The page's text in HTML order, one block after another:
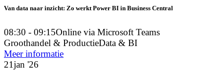
Van data naar inzicht: Zo werkt Power BI in Business Central
08:30 - 09:15Online via Microsoft Teams
Groothandel & ProductieData & BI
Meer informatie
21jan '26